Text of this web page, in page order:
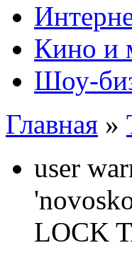
Кино и
Шоу-
Главная »
user
LOCK